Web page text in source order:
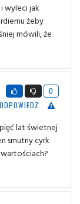
wyleci jak
żeby
mówili, że
0
ODPOWIEDZ
lat świetnej
smutny cyrk